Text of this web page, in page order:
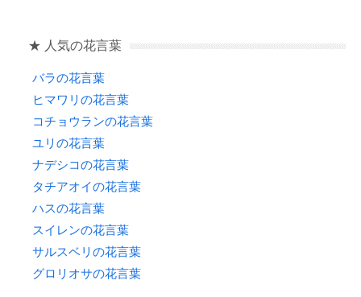
★ 人気の花言葉
バラの花言葉
ヒマワリの花言葉
コチョウランの花言葉
ユリの花言葉
ナデシコの花言葉
タチアオイの花言葉
ハスの花言葉
スイレンの花言葉
サルスベリの花言葉
グロリオサの花言葉